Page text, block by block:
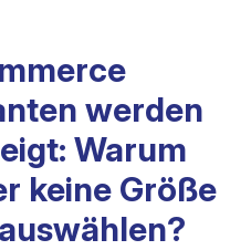
werden
Warum
keine Größe